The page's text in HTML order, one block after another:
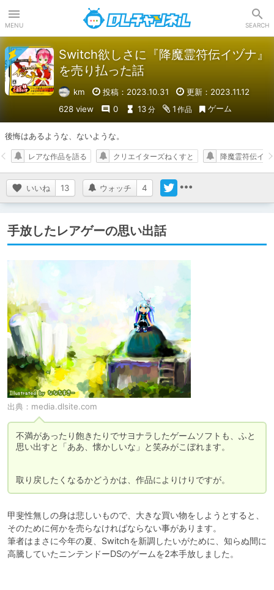
MENU SEARCH
Switch欲しさに『降魔霊符伝イヅナ』
を売り払った話
km 投稿：2023.10.31
更新：2023.11.12
628 view
0 13 分 1 作品 ゲーム
後悔はあるような、ないような。
いいね 13 ウォッチ 4
レアな作品を語る クリエイターズねくすと 降魔霊符伝イヅ
手放したレアゲーの思い出話
出典： media.dlsite.com
不満があったり飽きたりでサヨナラしたゲームソフトも、ふと
思い出すと「ああ、懐かしいな」と笑みがこぼれます。
取り戻したくなるかどうかは、作品によりけりですが。
甲斐性無しの身は悲しいもので、大きな買い物をしようとすると、
そのために何かを売らなければならない事があります。
筆者はまさに今年の夏、Switchを新調したいがために、知らぬ間に
高騰していたニンテンドーDSのゲームを2本手放しました。